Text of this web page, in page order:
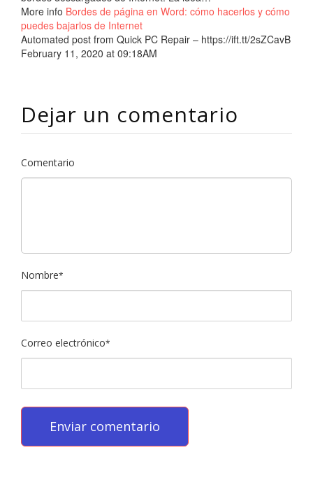
More info Bordes de página en Word: cómo hacerlos y cómo
puedes bajarlos de Internet
Automated post from Quick PC Repair – https://ift.tt/2sZCavB
February 11, 2020 at 09:18AM
Dejar un comentario
Comentario
Nombre*
Correo electrónico*